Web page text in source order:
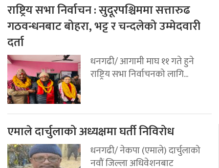
राष्ट्रिय सभा निर्वाचन : सुदूरपश्चिममा सत्तारुढ
गठवन्धनबाट बोहरा, भट्ट र चन्दलेको उम्मेदवारी
दर्ता
धनगढी/ आगामी माघ ११ गते हुने
राष्ट्रिय सभा निर्वाचनको लागि...
एमाले दार्चुलाको अध्यक्षमा घर्ती निविरोध
धनगढी/ नेकपा (एमाले) दार्चुलाको
नवौं जिल्ला अधिवेशनबाट